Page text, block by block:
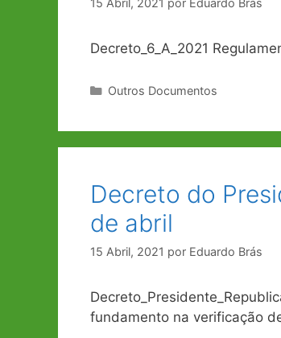
Decreto_6_A_2021
Categorias
Outros Documentos
Decreto do
de abril
15 Abril, 2021 por Eduardo Brás
fundamento na verificação